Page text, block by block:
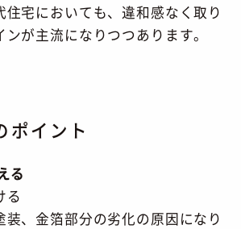
宅においても、違和感なく取り
が主流になりつつあります。
ポイント
る
る
、金箔部分の劣化の原因になり